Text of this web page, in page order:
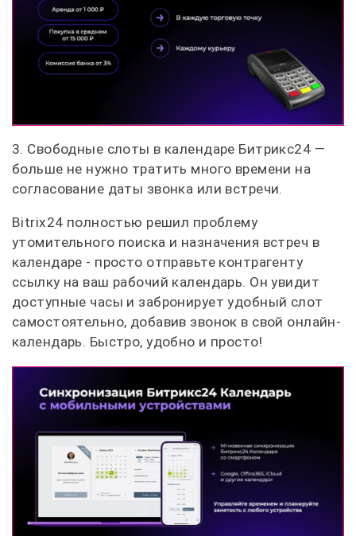
3. Свободные слоты в календаре Битрикс24 —
больше не нужно тратить много времени на
согласование даты звонка или встречи.
Bitrix24 полностью решил проблему
утомительного поиска и назначения встреч в
календаре - просто отправьте контрагенту
ссылку на ваш рабочий календарь. Он увидит
доступные часы и забронирует удобный слот
самостоятельно, добавив звонок в свой онлайн-
календарь. Быстро, удобно и просто!